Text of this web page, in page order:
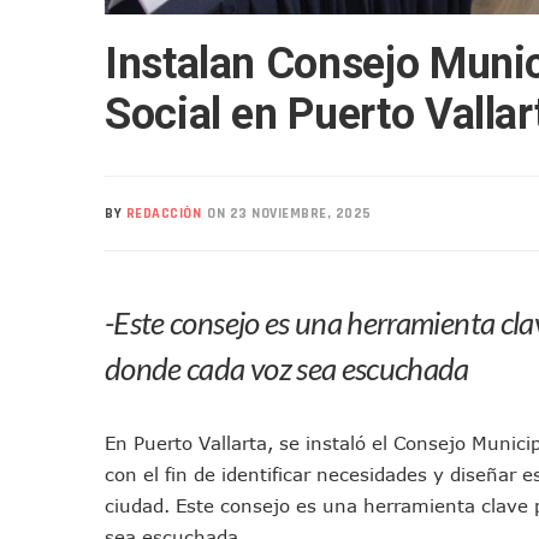
Nuevo Transporte Eléctrico
En Vallarta, Todos Los
Centro De Autismo Es Un
Lluvias Y Oleaje Elevado
Pancho López; En La Mira
Citan A Siete Integrantes
IMSS Invierte 12.6 MDP
Accidente En Un RZR,
Este Viernes, Lemus
Instalan Consejo
Social en Puerto
BY REDACCIÓN ON 23 NOVIEMBRE, 2025
-Este consejo es una herramienta
donde cada voz sea escuchada
En Puerto Vallarta, se instaló el Consejo
con el fin de identificar necesidades y diseñar
ciudad. Este consejo es una herramienta